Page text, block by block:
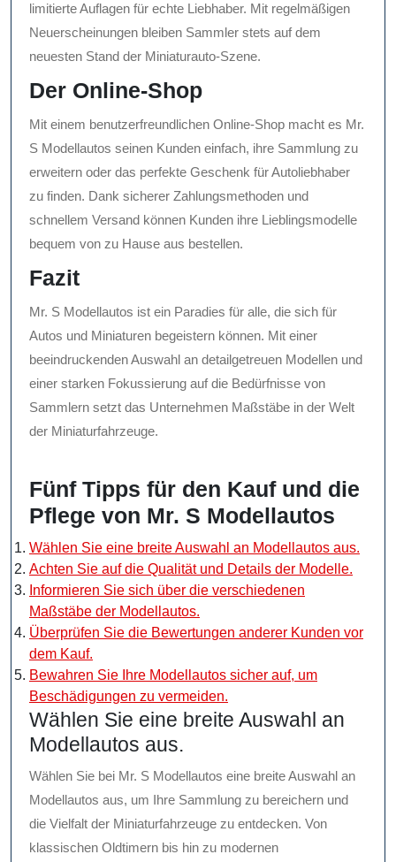
limitierte Auflagen für echte Liebhaber. Mit regelmäßigen
Neuerscheinungen bleiben Sammler stets auf dem
neuesten Stand der Miniaturauto-Szene.
Der Online-Shop
Mit einem benutzerfreundlichen Online-Shop macht es Mr.
S Modellautos seinen Kunden einfach, ihre Sammlung zu
erweitern oder das perfekte Geschenk für Autoliebhaber
zu finden. Dank sicherer Zahlungsmethoden und
schnellem Versand können Kunden ihre Lieblingsmodelle
bequem von zu Hause aus bestellen.
Fazit
Mr. S Modellautos ist ein Paradies für alle, die sich für
Autos und Miniaturen begeistern können. Mit einer
beeindruckenden Auswahl an detailgetreuen Modellen und
einer starken Fokussierung auf die Bedürfnisse von
Sammlern setzt das Unternehmen Maßstäbe in der Welt
der Miniaturfahrzeuge.
Fünf Tipps für den Kauf und die
Pflege von Mr. S Modellautos
Wählen Sie eine breite Auswahl an Modellautos aus.
Achten Sie auf die Qualität und Details der Modelle.
Informieren Sie sich über die verschiedenen
Maßstäbe der Modellautos.
Überprüfen Sie die Bewertungen anderer Kunden vor
dem Kauf.
Bewahren Sie Ihre Modellautos sicher auf, um
Beschädigungen zu vermeiden.
Wählen Sie eine breite Auswahl an
Modellautos aus.
Wählen Sie bei Mr. S Modellautos eine breite Auswahl an
Modellautos aus, um Ihre Sammlung zu bereichern und
die Vielfalt der Miniaturfahrzeuge zu entdecken. Von
klassischen Oldtimern bis hin zu modernen